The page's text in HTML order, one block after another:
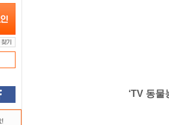
!
‘TV 동물